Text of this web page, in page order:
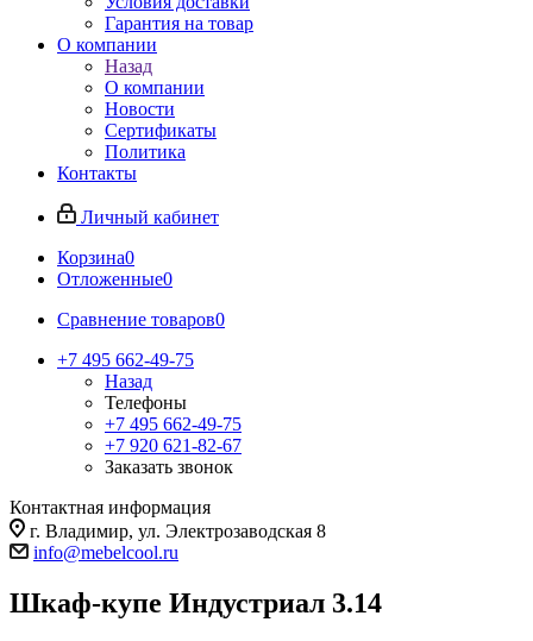
Гарантия на товар
О компании
Назад
О компании
Новости
Сертификаты
Политика
Контакты
Личный кабинет
Корзина0
Отложенные0
Сравнение товаров0
+7 495 662-49-75
Назад
Телефоны
+7 495 662-49-75
+7 920 621-82-67
Заказать звонок
Контактная информация
г. Владимир, ул. Электрозаводская 8
info@mebelcool.ru
Шкаф-купе Индустриал 3.14